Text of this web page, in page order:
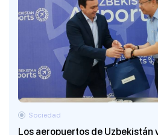
Los aeropuertos de Uzbekistán
Sociedad